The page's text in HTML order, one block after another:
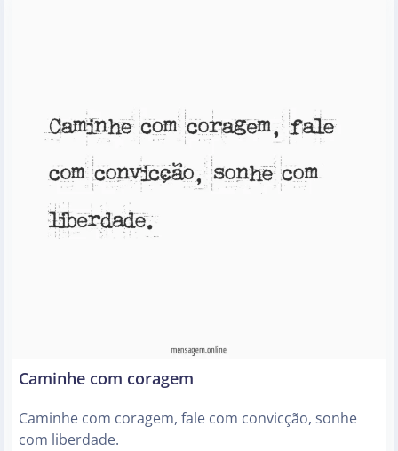
Caminhe com coragem
Caminhe com coragem, fale com convicção, sonhe
com liberdade.